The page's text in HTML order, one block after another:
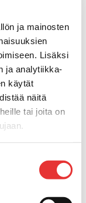
ja mainosten
Lisäksi
ja analytiikka-
käytät
näitä
tai joita on
Istunt
o
jotka ovat
ja